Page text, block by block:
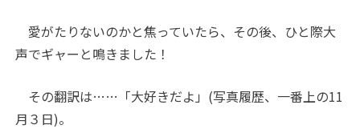
愛がたりないのかと焦っていたら、その後、ひと際大
声でギャーと鳴きました！
その翻訳は……「大好きだよ」(写真履歴、一番上の11
月３日)。